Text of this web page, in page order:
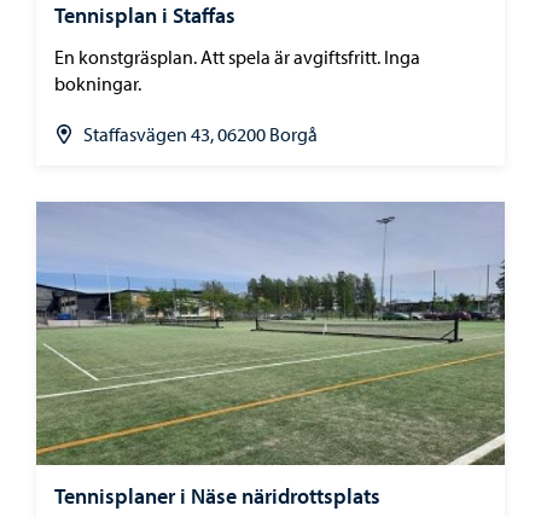
Tennisplan i Staffas
En konstgräsplan. Att spela är avgiftsfritt. Inga
bokningar.
Staffasvägen 43, 06200 Borgå
Tennisplaner i Näse näridrottsplats